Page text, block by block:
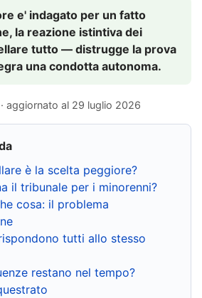
e' indagato per un fatto
la reazione istintiva dei
tutto — distrugge la prova
una condotta autonoma.
aggiornato al 29 luglio 2026
è la scelta peggiore?
il tribunale per i minorenni?
cosa: il problema
tutti allo stesso
restano nel tempo?